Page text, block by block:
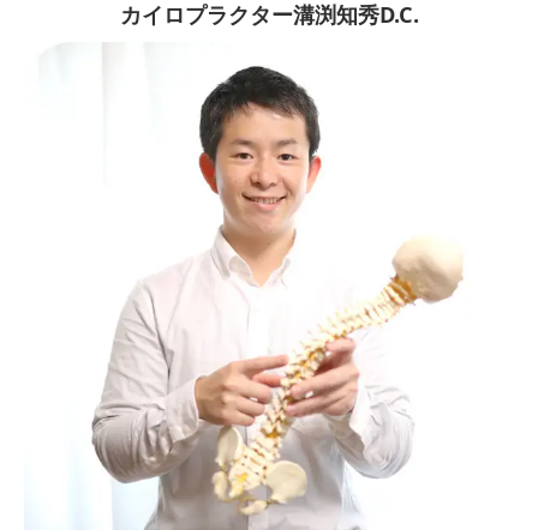
カイロプラクター溝渕知秀D.C.